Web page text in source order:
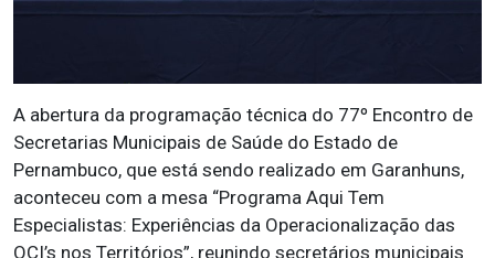
A abertura da programação técnica do 77º Encontro de
Secretarias Municipais de Saúde do Estado de
Pernambuco, que está sendo realizado em Garanhuns,
aconteceu com a mesa “Programa Aqui Tem
Especialistas: Experiências da Operacionalização das
OCI’s nos Territórios”, reunindo secretários municipais